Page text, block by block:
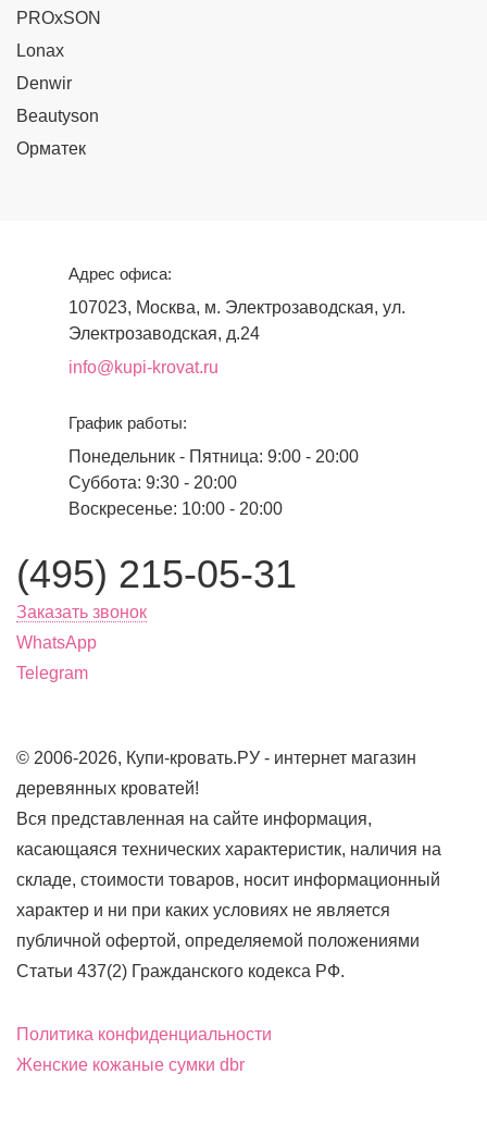
PROxSON
Lonax
Denwir
Beautyson
Орматек
Адрес офиса:
107023, Москва, м. Электрозаводская, ул.
Электрозаводская, д.24
info@kupi-krovat.ru
График работы:
Понедельник - Пятница: 9:00 - 20:00
Суббота: 9:30 - 20:00
Воскресенье: 10:00 - 20:00
(495) 215-05-31
Заказать звонок
WhatsApp
Telegram
© 2006-2026, Купи-кровать.РУ - интернет магазин
деревянных кроватей!
Вся представленная на сайте информация,
касающаяся технических характеристик, наличия на
складе, стоимости товаров, носит информационный
характер и ни при каких условиях не является
публичной офертой, определяемой положениями
Статьи 437(2) Гражданского кодекса РФ.
Политика конфиденциальности
Женские кожаные сумки dbr